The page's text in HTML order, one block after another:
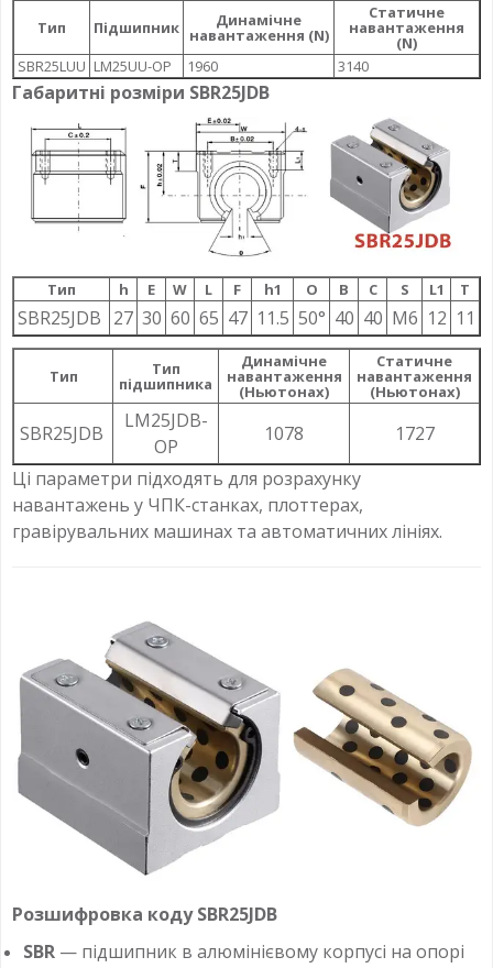
Тип Підшипник Динамічне
навантаження (N)
Статичне
навантаження
(N)
SBR25LUU LM25UU-OP 1960 3140
Габаритні розміри SBR25JDB
Тип h E W L F h1 О B C S L1 T
SBR25JDB 27 30 60 65 47 11.5 50° 40 40 M6 12 11
Тип Тип
підшипника
Динамічне
навантаження
(Ньютонах)
Статичне
навантаження
(Ньютонах)
SBR25JDB
LM25JDB-
OP
1078
1727
Ці параметри підходять для розрахунку
навантажень у ЧПК-станках, плоттерах,
гравірувальних машинах та автоматичних лініях.
Розшифровка коду SBR25JDB
SBR — підшипник в алюмінієвому корпусі на опорі